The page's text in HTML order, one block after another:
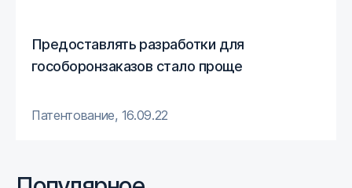
Предоставлять разработки для
гособоронзаказов стало проще
Патентование, 16.09.22